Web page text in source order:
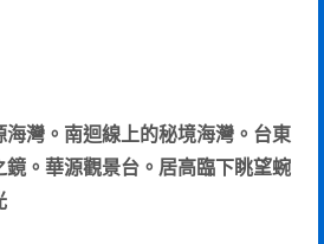
海灣。南迴線上的秘境海灣。台東
鏡。華源觀景台。居高臨下眺望蜿